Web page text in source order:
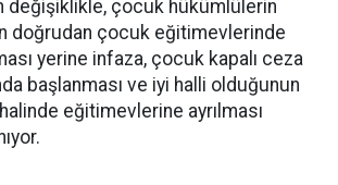
değişiklikle, çocuk hükümlülerin
doğrudan çocuk eğitimevlerinde
yerine infaza, çocuk kapalı ceza
başlanması ve iyi halli olduğunun
eğitimevlerine ayrılması